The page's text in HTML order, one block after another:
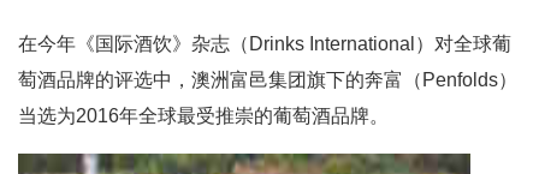
在今年《国际酒饮》杂志（Drinks International）对全球葡
萄酒品牌的评选中，澳洲富邑集团旗下的奔富（Penfolds）
当选为2016年全球最受推崇的葡萄酒品牌。